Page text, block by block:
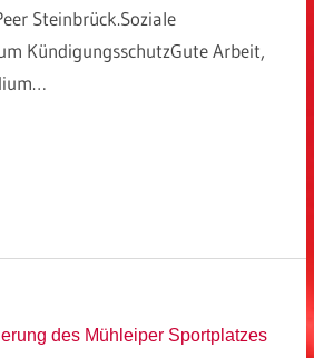
Steinbrück.Soziale
KündigungsschutzGute Arbeit,
des Mühleiper Sportplatzes